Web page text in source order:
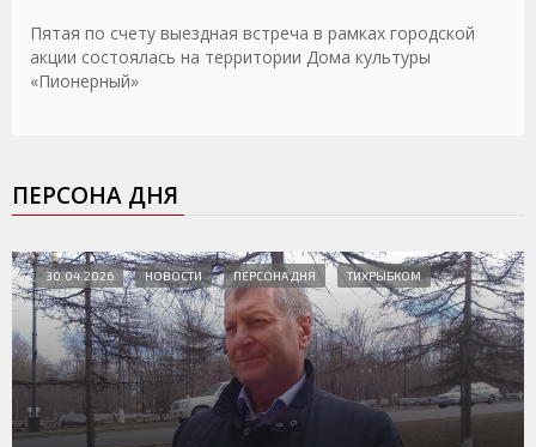
Пятая по счету выездная встреча в рамках городской
акции состоялась на территории Дома культуры
«Пионерный»
ПЕРСОНА ДНЯ
30.04.2026 НОВОСТИ ПЕРСОНА ДНЯ ТИХРЫБКОМ